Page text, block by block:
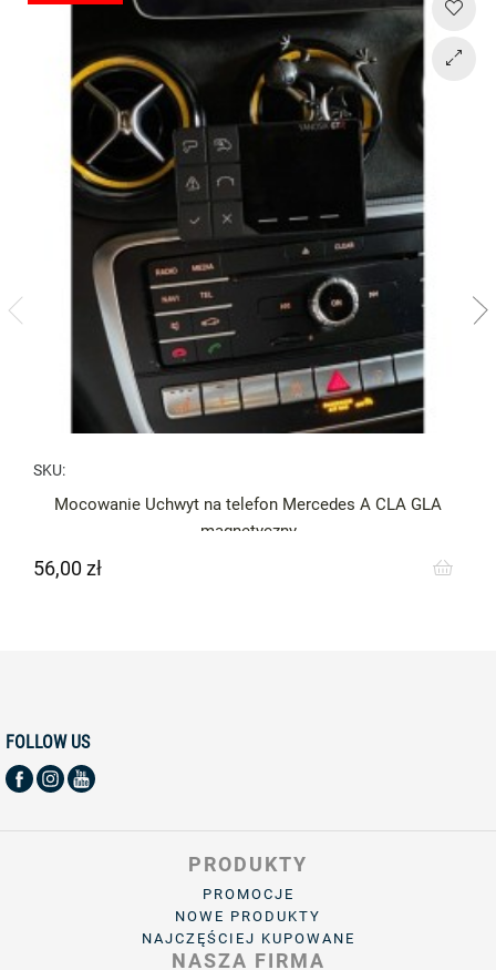
SKU:
Mocowanie Uchwyt na telefon Mercedes A CLA GLA
magnetyczny
Cena
56,00 zł
FOLLOW US
PRODUKTY
PROMOCJE
NOWE PRODUKTY
NAJCZĘŚCIEJ KUPOWANE
NASZA FIRMA